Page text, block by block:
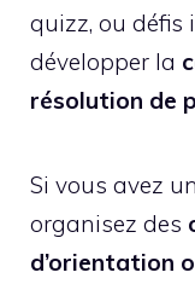
quizz, ou défis
développer la
résolution de
Si vous avez
organisez des
d’orientation